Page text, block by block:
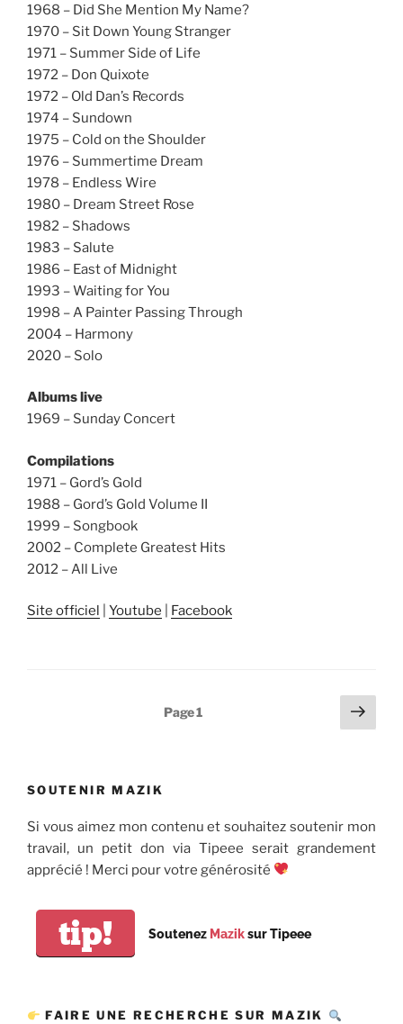
1968 – Did She Mention My Name?
1970 – Sit Down Young Stranger
1971 – Summer Side of Life
1972 – Don Quixote
1972 – Old Dan’s Records
1974 – Sundown
1975 – Cold on the Shoulder
1976 – Summertime Dream
1978 – Endless Wire
1980 – Dream Street Rose
1982 – Shadows
1983 – Salute
1986 – East of Midnight
1993 – Waiting for You
1998 – A Painter Passing Through
2004 – Harmony
2020 – Solo
Albums live
1969 – Sunday Concert
Compilations
1971 – Gord’s Gold
1988 – Gord’s Gold Volume II
1999 – Songbook
2002 – Complete Greatest Hits
2012 – All Live
Site officiel Youtube Facebook
Page1
Page
SOUTENIR MAZIK
Si vous aimez mon contenu et souhaitez soutenir mon
travail, un petit don via Tipeee serait grandement
apprécié ! Merci pour votre générosité
tip! Soutenez Maziksur Tipeee
FAIRE UNE RECHERCHE SUR MAZIK